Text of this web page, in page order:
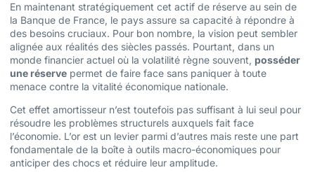
En maintenant stratégiquement cet actif de réserve au sein de
la Banque de France, le pays assure sa capacité à répondre à
des besoins cruciaux. Pour bon nombre, la vision peut sembler
alignée aux réalités des siècles passés. Pourtant, dans un
monde financier actuel où la volatilité règne souvent, posséder
une réserve permet de faire face sans paniquer à toute
menace contre la vitalité économique nationale.
Cet effet amortisseur n’est toutefois pas suffisant à lui seul pour
résoudre les problèmes structurels auxquels fait face
l’économie. L’or est un levier parmi d’autres mais reste une part
fondamentale de la boîte à outils macro-économiques pour
anticiper des chocs et réduire leur amplitude.